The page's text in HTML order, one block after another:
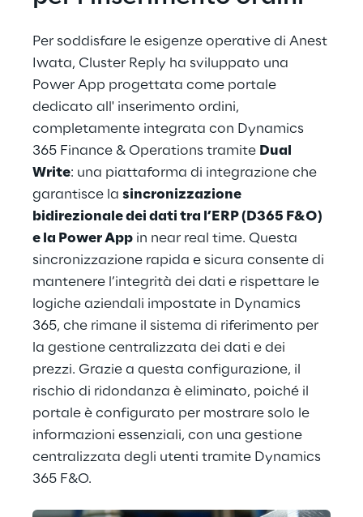
Per soddisfare le esigenze operative di Anest
Iwata, Cluster Reply ha sviluppato una
Power App progettata come portale
dedicato all' inserimento ordini,
completamente integrata con Dynamics
365 Finance & Operations tramite Dual
Write: una piattaforma di integrazione che
garantisce la sincronizzazione
bidirezionale dei dati tra l’ERP (D365 F&O)
e la Power App in near real time. Questa
sincronizzazione rapida e sicura consente di
mantenere l’integrità dei dati e rispettare le
logiche aziendali impostate in Dynamics
365, che rimane il sistema di riferimento per
la gestione centralizzata dei dati e dei
prezzi. Grazie a questa configurazione, il
rischio di ridondanza è eliminato, poiché il
portale è configurato per mostrare solo le
informazioni essenziali, con una gestione
centralizzata degli utenti tramite Dynamics
365 F&O.